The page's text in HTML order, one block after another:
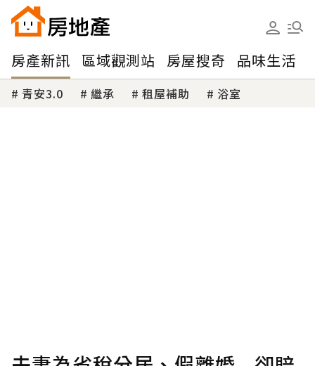
房產新訊 區域觀測站 房屋搜奇 品味生活
青安3.0 繼承 租屋補助 浴室